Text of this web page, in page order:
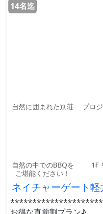
14名迄
自然に囲まれた別荘
プロ
自然の中でのBBQを
ご堪能ください！
1F
ネイチャーゲート